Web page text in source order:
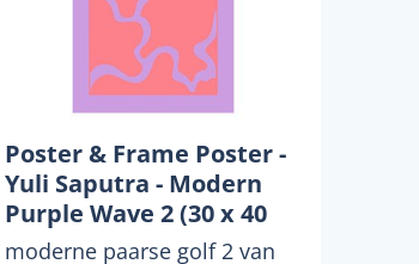
Poster & Frame Poster -
Yuli Saputra - Modern
Purple Wave 2 (30 x 40
cm cm)
moderne paarse golf 2 van